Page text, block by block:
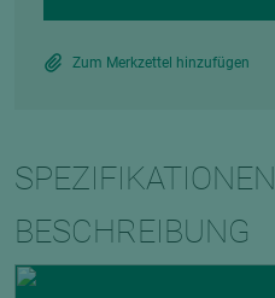
Zum Merkzettel hinzufügen
SPEZIFIKATIONEN
BESCHREIBUNG